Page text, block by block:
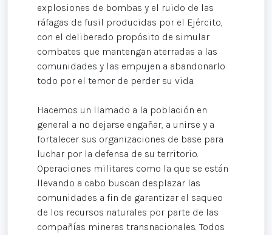
explosiones de bombas y el ruido de las
ráfagas de fusil producidas por el Ejército,
con el deliberado propósito de simular
combates que mantengan aterradas a las
comunidades y las empujen a abandonarlo
todo por el temor de perder su vida.
Hacemos un llamado a la población en
general a no dejarse engañar, a unirse y a
fortalecer sus organizaciones de base para
luchar por la defensa de su territorio.
Operaciones militares como la que se están
llevando a cabo buscan desplazar las
comunidades a fin de garantizar el saqueo
de los recursos naturales por parte de las
compañías mineras transnacionales. Todos